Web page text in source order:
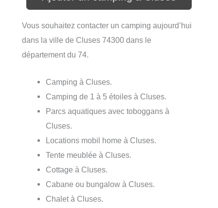
Vous souhaitez contacter un camping aujourd’hui
dans la ville de Cluses 74300 dans le
département du 74.
Camping à Cluses.
Camping de 1 à 5 étoiles à Cluses.
Parcs aquatiques avec toboggans à
Cluses.
Locations mobil home à Cluses.
Tente meublée à Cluses.
Cottage à Cluses.
Cabane ou bungalow à Cluses.
Chalet à Cluses.